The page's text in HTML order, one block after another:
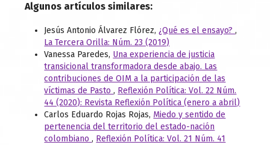
Algunos artículos similares:
Jesús Antonio Álvarez Flórez, ¿Qué es el ensayo?,
La Tercera Orilla: Núm. 23 (2019)
Vanessa Paredes, Una experiencia de justicia
transicional transformadora desde abajo. Las
contribuciones de OIM a la participación de las
víctimas de Pasto, Reflexión Política: Vol. 22 Núm.
44 (2020): Revista Reflexión Política (enero a abril)
Carlos Eduardo Rojas Rojas, Miedo y sentido de
pertenencia del territorio del estado-nación
colombiano, Reflexión Política: Vol. 21 Núm. 41